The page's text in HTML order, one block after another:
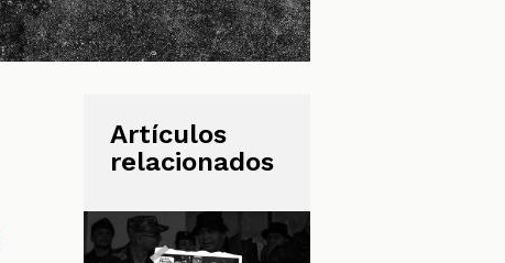
Artículos
relacionados